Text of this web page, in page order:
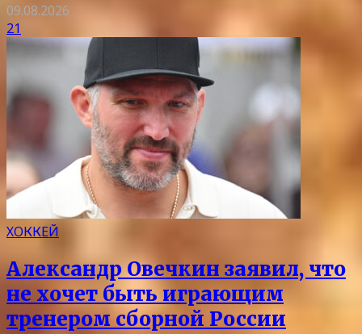
09.08.2026
21
ХОККЕЙ
Александр Овечкин заявил, что
не хочет быть играющим
тренером сборной России